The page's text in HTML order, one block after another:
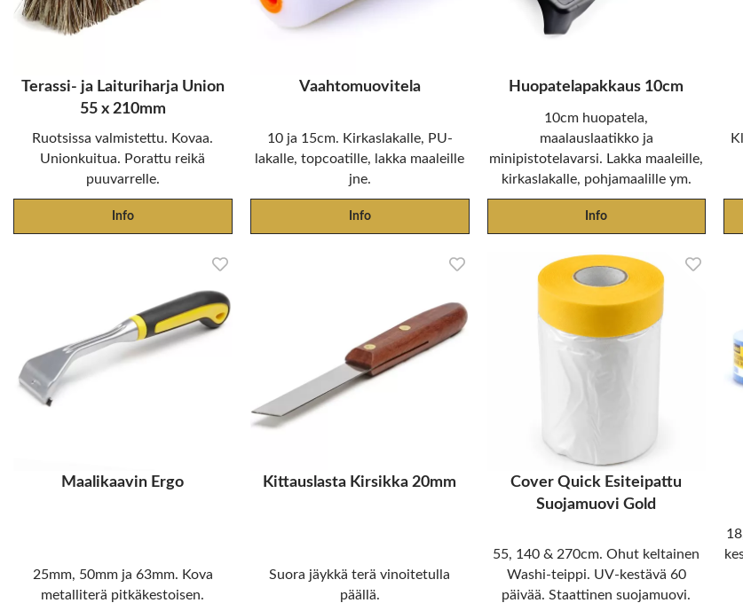
Terassi- ja Laituriharja Union
55 x 210mm
Ruotsissa valmistettu. Kovaa.
Unionkuitua. Porattu reikä
puuvarrelle.
Info
Vaahtomuovitela
10 ja 15cm. Kirkaslakalle, PU-
lakalle, topcoatille, lakka maaleille
jne.
Info
Huopatelapakkaus 10cm
10cm huopatela,
maalauslaatikko ja
minipistotelavarsi. Lakka maaleille,
kirkaslakalle, pohjamaalille ym.
Info
Maalikaavin Ergo
25mm, 50mm ja 63mm. Kova
metalliterä pitkäkestoisen.
Kittauslasta Kirsikka 20mm
Suora jäykkä terä vinoitetulla
päällä.
Cover Quick Esiteipattu
Suojamuovi Gold
55, 140 & 270cm. Ohut keltainen
Washi-teippi. UV-kestävä 60
päivää. Staattinen suojamuovi.